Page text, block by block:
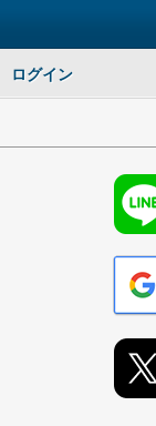
ログイン